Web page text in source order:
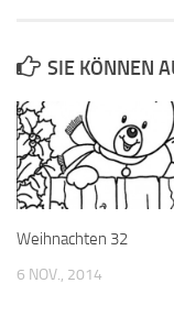
SIE KÖNNEN
Weihnachten 32
6 NOV., 2014